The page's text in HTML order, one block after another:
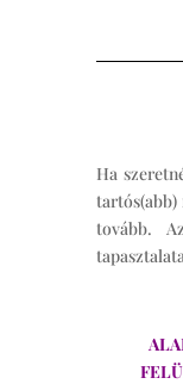
Ha
tovább.